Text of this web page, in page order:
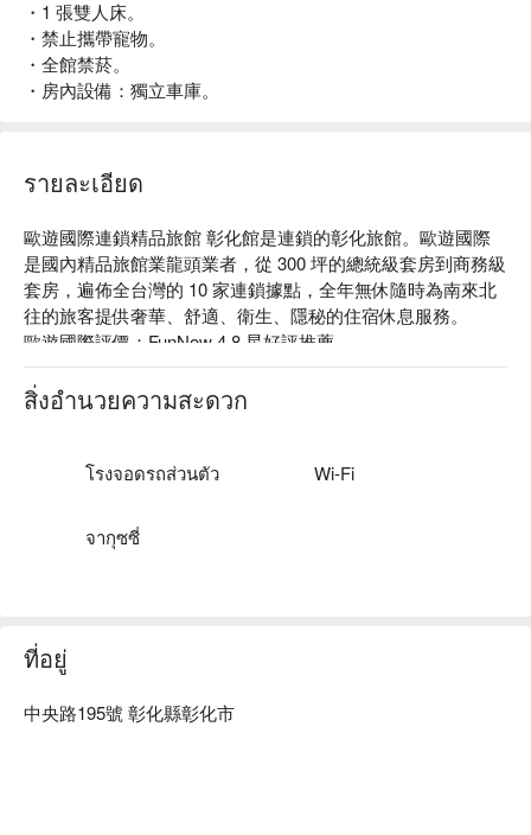
・1 張雙人床。
・禁止攜帶寵物。
・全館禁菸。
・房內設備：獨立車庫。
รายละเอียด
歐遊國際連鎖精品旅館 彰化館是連鎖的彰化旅館。歐遊國際
是國內精品旅館業龍頭業者，從 300 坪的總統級套房到商務級
套房，遍佈全台灣的 10 家連鎖據點，全年無休隨時為南來北
往的旅客提供奢華、舒適、衛生、隱秘的住宿休息服務。
歐遊國際評價：FunNow 4.8 星好評推薦
歐遊國際推薦：歐遊因應不同旅宿需求設有晶鑽套房、白金套
房、旗艦套房、 VIP 套房、總統套房等可供選擇。
刻查看⬇︎
สิ่งอำนวยความสะดวก
โรงจอดรถส่วนตัว Wi-Fi
จากุซซี่
ที่อยู่
中央路195號 彰化縣彰化市